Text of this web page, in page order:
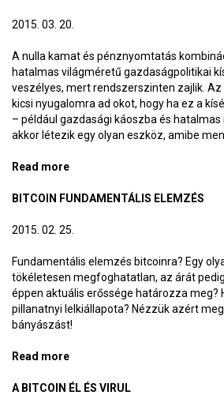
2015. 03. 20.
A nulla kamat és pénznyomtatás
hatalmas világméretű gazdaságpolitikai
veszélyes, mert rendszerszinten zajlik.
kicsi nyugalomra ad okot, hogy ha ez a
– például gazdasági káoszba és
akkor létezik egy olyan eszköz, amibe
Read more
BITCOIN FUNDAMENTÁLIS ELEMZÉS
2015. 02. 25.
Fundamentális elemzés bitcoinra? Egy
tökéletesen megfoghatatlan, az árát
éppen aktuális erőssége határozza meg?
pillanatnyi lelkiállapota? Nézzük azért
bányászást!
Read more
A BITCOIN ÉL ÉS VIRUL